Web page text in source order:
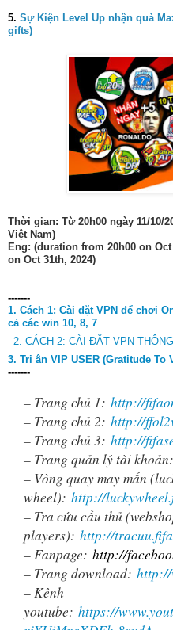
5. Sự Kiện Level Up nhận quà
gifts)
Thời gian: Từ 20h00 ngày 11/10/
Việt Nam)
Eng: (duration from 20h00 on
on Oct 31th, 2024)
-------
1. Cách 1: Cài đặt VPN để chơi
cả các win 10, 8, 7
2. CÁCH 2: CÀI ĐẶT VPN
3. Tri ân VIP USER (Gratitude To
-------
– Trang chủ 1: http://
– Trang chủ 2: http://
– Trang chủ 3: http://
– Trang quản lý tài khoản:
– Vòng quay may mắn
wheel): http://
– Tra cứu cầu thủ
players): http://
– Fanpage: http://
– Trang download:
– Kênh
youtube: https://